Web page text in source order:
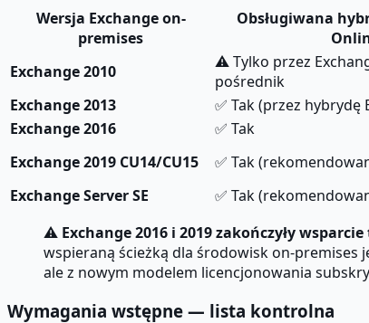
Wersja Exchange on-
premises
Obsługiwana
Exchange 2010
⚠ Tylko przez
pośrednik
Exchange 2013
✅ Tak (przez hybrydę
Exchange 2016
✅ Tak
Exchange 2019 CU14/CU15
✅ Tak
Exchange Server SE
✅ Tak
⚠ Exchange 2016 i 2019 zakończyły
wspieraną ścieżką dla środowisk on-premises
ale z nowym modelem licencjonowania
Wymagania wstępne — lista kontrolna